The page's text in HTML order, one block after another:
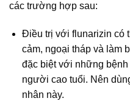
các trường hợp sau:
Điều trị với flunarizin có
cảm, ngoại tháp và làm
đặc biệt với những
người cao tuổi. Nên
nhân này.